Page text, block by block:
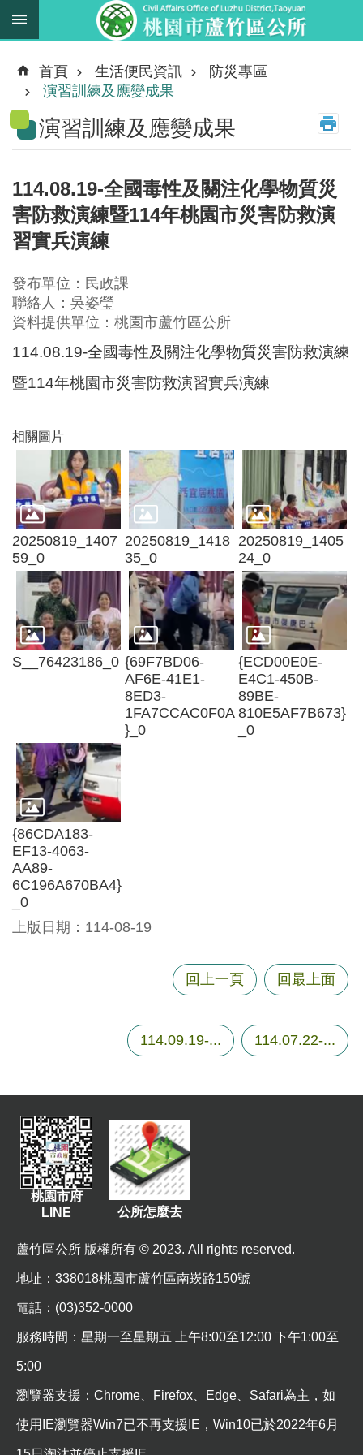
跳到主要內容區塊
新
消
息
業
職
掌
法
規
料
進
階
搜
尋
竹
區
介
紹
訊
公
告
生
資
訊
機
關
通
訊
錄
相
關
站
導
覽
市
政
常
見
問
題
園
市
府
首頁 生活便民資訊
防災專區
演習訓練及應變成果
演習訓練及應變成果
114.08.19-全國毒性及關注化學物質災
害防救演練暨114年桃園市災害防救演
習實兵演練
發布單位：民政課
聯絡人：吳姿瑩
資料提供單位：桃園市蘆竹區公所
114.08.19-全國毒性及關注化學物質災害防救演練
暨114年桃園市災害防救演習實兵演練
相關圖片
20250819_1407
59_0
20250819_1418
35_0
20250819_1405
24_0
S__76423186_0 {69F7BD06-
AF6E-41E1-
8ED3-
1FA7CCAC0F0A
}_0
{ECD00E0E-
E4C1-450B-
89BE-
810E5AF7B673}
_0
{86CDA183-
EF13-4063-
AA89-
6C196A670BA4}
_0
上版日期：114-08-19
回上一頁 回最上面
114.09.19-... 114.07.22-...
桃園市府
LINE
公所怎麼去
蘆竹區公所 版權所有 © 2023. All rights reserved.
地址 ：338018桃園市蘆竹區南崁路150號
電話：(03)352-0000
服務時間：星期一至星期五 上午8:00至12:00 下午1:00至
5:00
瀏覽器支援：Chrome、Firefox、Edge、Safari為主，如
使用IE瀏覽器Win7已不再支援IE，Win10已於2022年6月